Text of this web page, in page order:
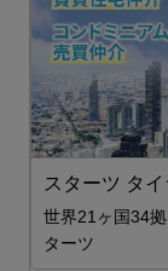
スターツ タ
世界21ヶ国34
ターツ